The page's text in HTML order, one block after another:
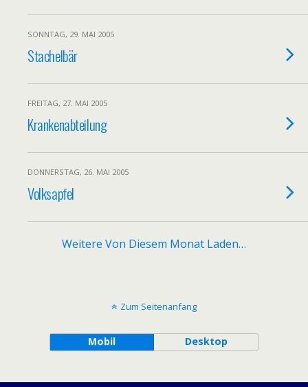
SONNTAG, 29. MAI 2005
Stachelbär
FREITAG, 27. MAI 2005
Krankenabteilung
DONNERSTAG, 26. MAI 2005
Volksapfel
Weitere Von Diesem Monat Laden…
Zum Seitenanfang
Mobil Desktop